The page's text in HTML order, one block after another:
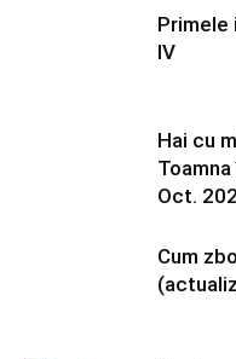
Primele
IV
Hai cu
Oct.
Cum